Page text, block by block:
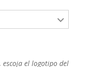
escoja el logotipo del